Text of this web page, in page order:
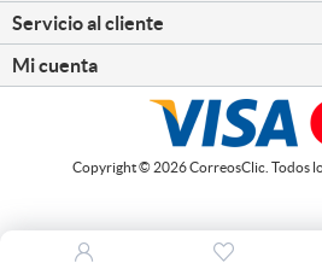
Servicio al cliente
Mi cuenta
Copyright © 2026 CorreosClic. Todos